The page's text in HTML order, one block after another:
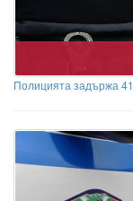
Полицията задържа